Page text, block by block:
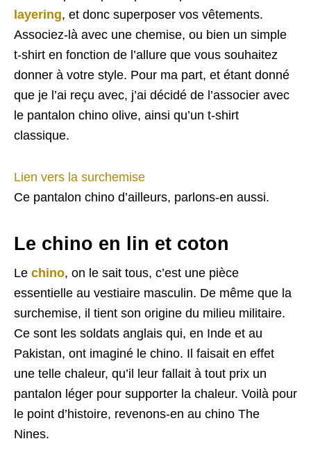
layering, et donc superposer vos vêtements.
Associez-là avec une chemise, ou bien un simple
t-shirt en fonction de l’allure que vous souhaitez
donner à votre style. Pour ma part, et étant donné
que je l’ai reçu avec, j’ai décidé de l’associer avec
le pantalon chino olive, ainsi qu’un t-shirt
classique.
Lien vers la surchemise
Ce pantalon chino d’ailleurs, parlons-en aussi.
Le chino en lin et coton
Le chino, on le sait tous, c’est une pièce
essentielle au vestiaire masculin. De même que la
surchemise, il tient son origine du milieu militaire.
Ce sont les soldats anglais qui, en Inde et au
Pakistan, ont imaginé le chino. Il faisait en effet
une telle chaleur, qu’il leur fallait à tout prix un
pantalon léger pour supporter la chaleur. Voilà pour
le point d’histoire, revenons-en au chino The
Nines.